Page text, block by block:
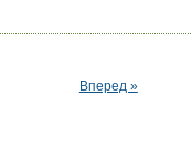
Вперед »